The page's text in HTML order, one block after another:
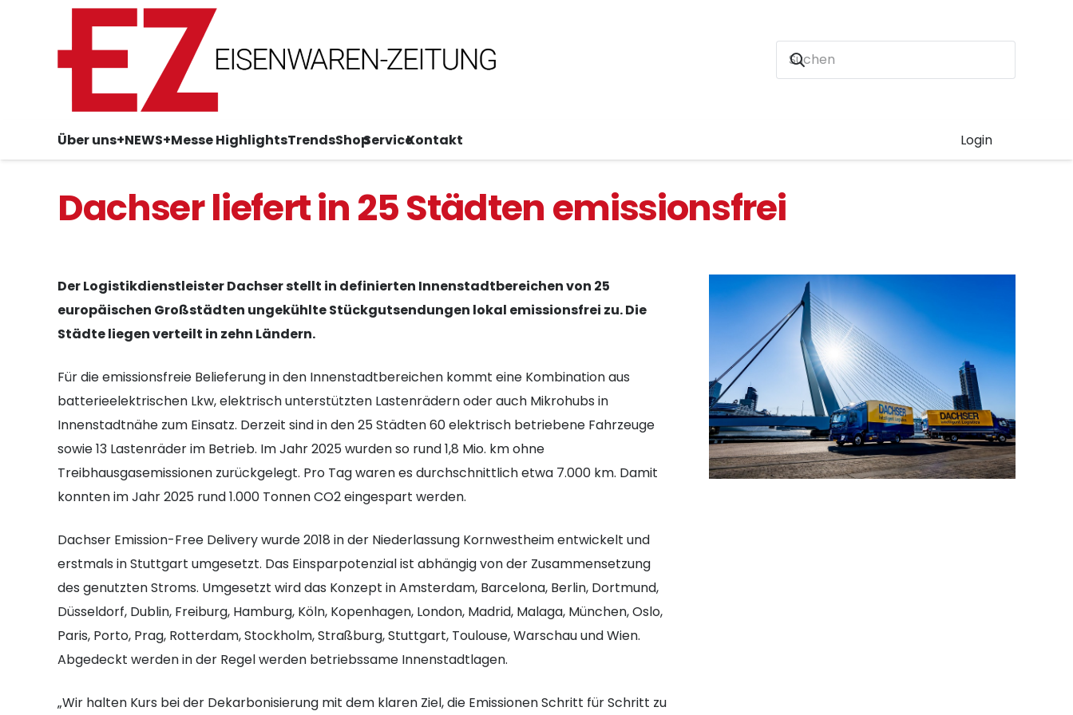
Über uns+NEWS+Messe HighlightsTrendsShopServiceKontakt Login
Dachser liefert in 25 Städten emissionsfrei
Der Logistikdienstleister Dachser stellt in definierten Innenstadtbereichen von 25
europäischen Großstädten ungekühlte Stückgutsendungen lokal emissionsfrei zu. Die
Städte liegen verteilt in zehn Ländern.
Für die emissionsfreie Belieferung in den Innenstadtbereichen kommt eine Kombination aus
batterieelektrischen Lkw, elektrisch unterstützten Lastenrädern oder auch Mikrohubs in
Innenstadtnähe zum Einsatz. Derzeit sind in den 25 Städten 60 elektrisch betriebene Fahrzeuge
sowie 13 Lastenräder im Betrieb. Im Jahr 2025 wurden so rund 1,8 Mio. km ohne
Treibhausgasemissionen zurückgelegt. Pro Tag waren es durchschnittlich etwa 7.000 km. Damit
konnten im Jahr 2025 rund 1.000 Tonnen CO2 eingespart werden.
Dachser Emission-Free Delivery wurde 2018 in der Niederlassung Kornwestheim entwickelt und
erstmals in Stuttgart umgesetzt. Das Einsparpotenzial ist abhängig von der Zusammensetzung
des genutzten Stroms. Umgesetzt wird das Konzept in Amsterdam, Barcelona, Berlin, Dortmund,
Düsseldorf, Dublin, Freiburg, Hamburg, Köln, Kopenhagen, London, Madrid, Malaga, München, Oslo,
Paris, Porto, Prag, Rotterdam, Stockholm, Straßburg, Stuttgart, Toulouse, Warschau und Wien.
Abgedeckt werden in der Regel werden betriebssame Innenstadtlagen.
„Wir halten Kurs bei der Dekarbonisierung mit dem klaren Ziel, die Emissionen Schritt für Schritt zu